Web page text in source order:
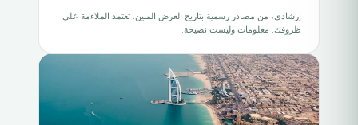
إرشادي، من مصادر رسمية بتاريخ العرض المبين. تعتمد الملاءمة على
ظروفك. معلومات وليست نصيحة.